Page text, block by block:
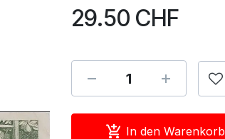
29.50 CHF
In den Warenkorb